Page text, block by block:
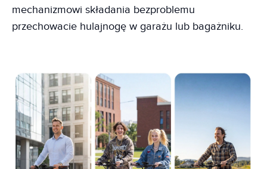
mechanizmowi składania bezproblemu
przechowacie hulajnogę w garażu lub bagażniku.